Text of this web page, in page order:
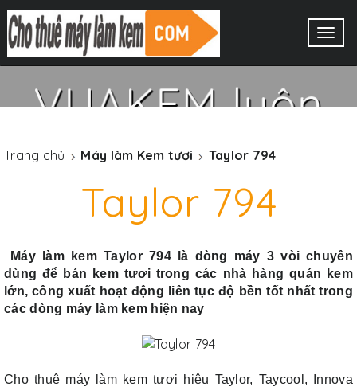
BẠN CẦN HỖ TRỢ LÀM
KEM TƯƠI ?
VUAKEM luôn
đồng hành cùng
bạn
XEM THÊM
Trang chủ Máy làm Kem tươi Taylor 794
Taylor 794
Máy làm kem Taylor 794 là dòng máy 3 vòi chuyên
dùng để bán kem tươi trong các nhà hàng quán kem
lớn, công xuất hoạt động liên tục độ bền tốt nhất trong
các dòng máy làm kem hiện nay
Cho thuê máy làm kem tươi hiệu Taylor, Taycool, Innova